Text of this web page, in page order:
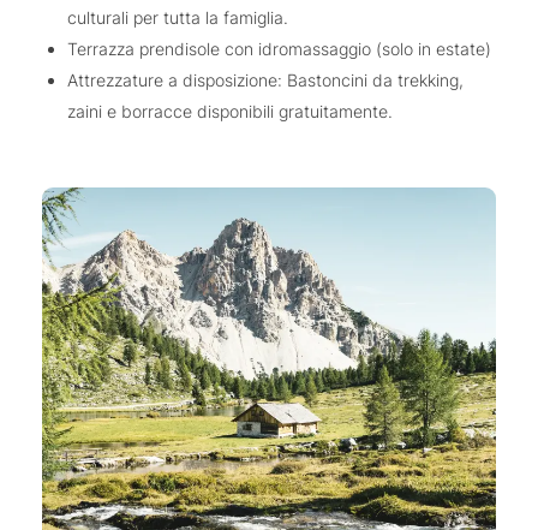
culturali per tutta la famiglia.
Terrazza prendisole con idromassaggio (solo in estate)
Attrezzature a disposizione: Bastoncini da trekking,
zaini e borracce disponibili gratuitamente.